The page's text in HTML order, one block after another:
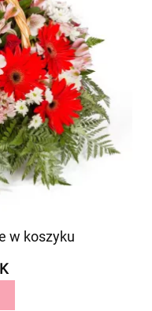
w koszyku